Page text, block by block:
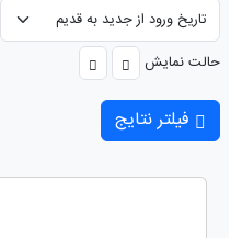
حالت نمایش
فیلتر نتایج